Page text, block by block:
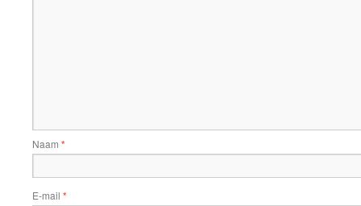
Naam *
E-mail *